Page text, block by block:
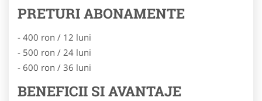
PRETURI ABONAMENTE
- 400 ron / 12 luni
- 500 ron / 24 luni
- 600 ron / 36 luni
BENEFICII SI AVANTAJE